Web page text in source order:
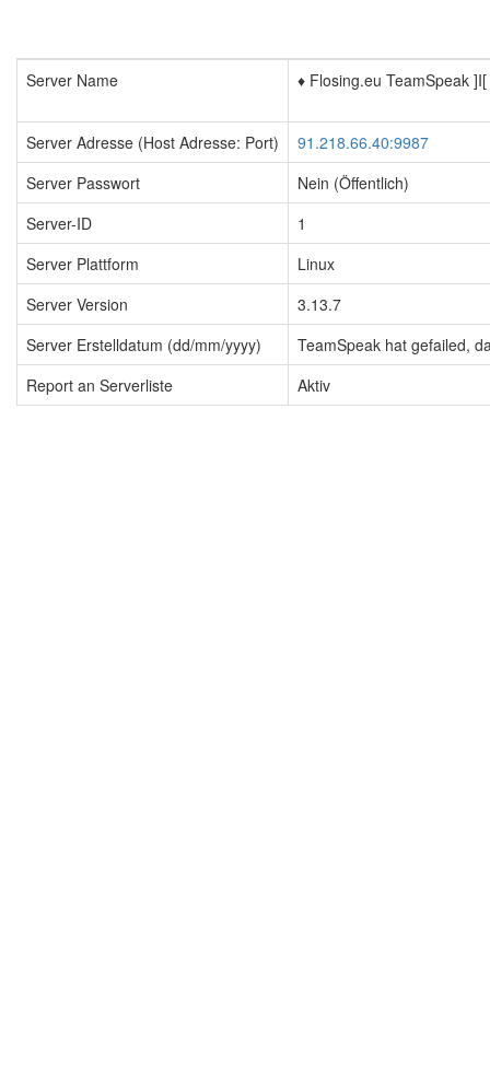
Server Name ♦️ Flosing.eu TeamSpeak
Server Adresse (Host Adresse: Port)
91.218.66.40:9987
Server Passwort
Nein (Öffentlich)
Server-ID
1
Server Plattform
Linux
Server Version
3.13.7
Server Erstelldatum (dd/mm/yyyy)
TeamSpeak hat gefailed,
Report an Serverliste
Aktiv